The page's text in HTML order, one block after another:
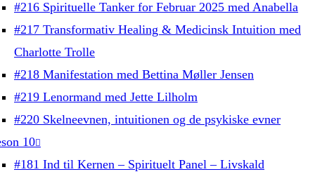
#216 Spirituelle Tanker for Februar 2025 med Anabella
#217 Transformativ Healing & Medicinsk Intuition med
Charlotte Trolle
#218 Manifestation med Bettina Møller Jensen
#219 Lenormand med Jette Lilholm
#220 Skelneevnen, intuitionen og de psykiske evner
10
#181 Ind til Kernen – Spirituelt Panel – Livskald